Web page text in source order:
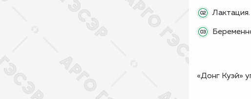
Лактация.
«Донг Куэй»